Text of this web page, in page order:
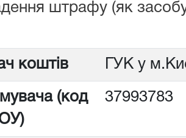
штрафу (як
коштів ГУК у
(код